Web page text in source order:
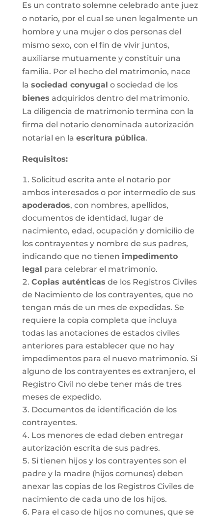
Es un contrato solemne celebrado ante juez
o notario, por el cual se unen legalmente un
hombre y una mujer o dos personas del
mismo sexo, con el fin de vivir juntos,
auxiliarse mutuamente y constituir una
familia. Por el hecho del matrimonio, nace
la sociedad conyugal o sociedad de los
bienes adquiridos dentro del matrimonio.
La diligencia de matrimonio termina con la
firma del notario denominada autorización
notarial en la escritura pública.
Requisitos:
Solicitud escrita ante el notario por
ambos interesados o por intermedio de sus
apoderados, con nombres, apellidos,
documentos de identidad, lugar de
nacimiento, edad, ocupación y domicilio de
los contrayentes y nombre de sus padres,
indicando que no tienen impedimento
legal para celebrar el matrimonio.
Copias auténticas de los Registros Civiles
de Nacimiento de los contrayentes, que no
tengan más de un mes de expedidas. Se
requiere la copia completa que incluya
todas las anotaciones de estados civiles
anteriores para establecer que no hay
impedimentos para el nuevo matrimonio. Si
alguno de los contrayentes es extranjero, el
Registro Civil no debe tener más de tres
meses de expedido.
Documentos de identificación de los
contrayentes.
Los menores de edad deben entregar
autorización escrita de sus padres.
Si tienen hijos y los contrayentes son el
padre y la madre (hijos comunes) deben
anexar las copias de los Registros Civiles de
nacimiento de cada uno de los hijos.
Para el caso de hijos no comunes, que se